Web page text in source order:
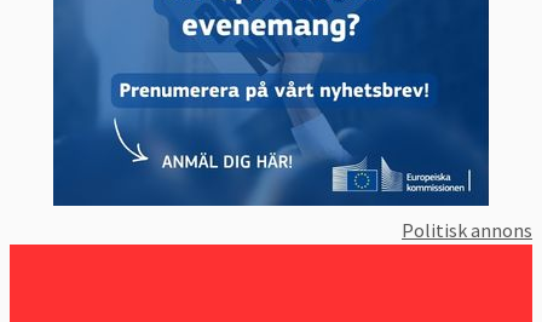
Politisk annons